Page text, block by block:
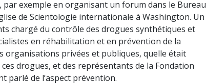
exemple en organisant un forum dans le Bureau
de Scientologie internationale à Washington. Un
chargé du contrôle des drogues synthétiques et
en réhabilitation et en prévention de la
organisations privées et publiques, quelle était
drogues, et des représentants de la Fondation
parlé de l’aspect prévention.